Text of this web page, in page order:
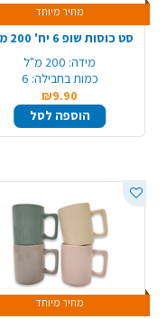
מחיר מיוחד
סט כוסות שופ 6 יח' 200 מ"ל
מידה: 200 מ"ל
כמות בחבילה: 6
₪9.90
הוספה לסל
מחיר מיוחד